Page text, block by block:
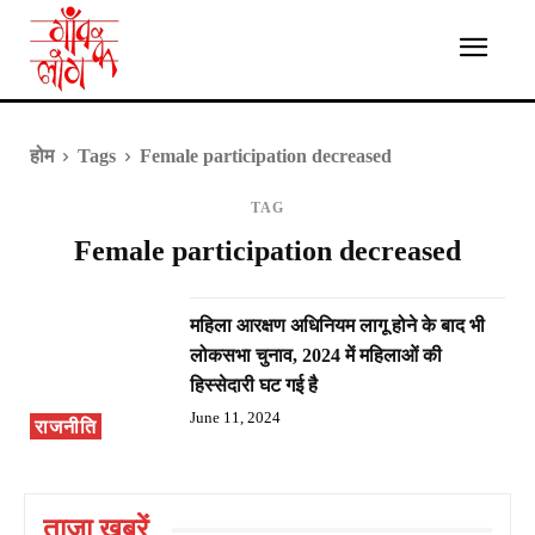
होम Tags Female participation decreased
TAG
Female participation decreased
राजनीति
महिला आरक्षण अधिनियम लागू होने के बाद भी
लोकसभा चुनाव, 2024 में महिलाओं की
हिस्सेदारी घट गई है
June 11, 2024